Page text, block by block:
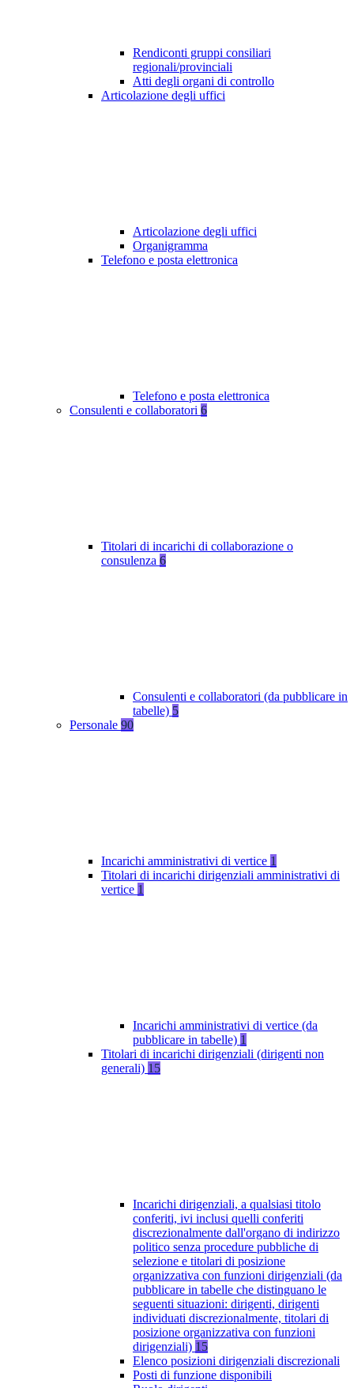
Rendiconti gruppi consiliari
regionali/provinciali
Atti degli organi di controllo
Articolazione degli uffici
Articolazione degli uffici
Organigramma
Telefono e posta elettronica
Telefono e posta elettronica
Consulenti e collaboratori 6
Titolari di incarichi di collaborazione o
consulenza 6
Consulenti e collaboratori (da pubblicare in
tabelle) 5
Personale 90
Incarichi amministrativi di vertice 1
Titolari di incarichi dirigenziali amministrativi di
vertice 1
Incarichi amministrativi di vertice (da
pubblicare in tabelle) 1
Titolari di incarichi dirigenziali (dirigenti non
generali) 15
Incarichi dirigenziali, a qualsiasi titolo
conferiti, ivi inclusi quelli conferiti
discrezionalmente dall'organo di indirizzo
politico senza procedure pubbliche di
selezione e titolari di posizione
organizzativa con funzioni dirigenziali (da
pubblicare in tabelle che distinguano le
seguenti situazioni: dirigenti, dirigenti
individuati discrezionalmente, titolari di
posizione organizzativa con funzioni
dirigenziali) 15
Elenco posizioni dirigenziali discrezionali
Posti di funzione disponibili